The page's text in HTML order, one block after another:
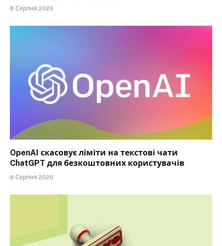
8 Серпня 2026
OpenAI скасовує ліміти на текстові чати
ChatGPT для безкоштовних користувачів
8 Серпня 2026